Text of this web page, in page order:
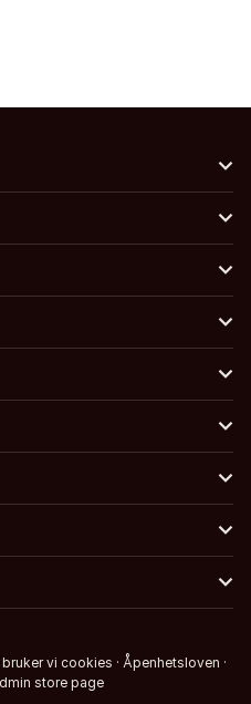
bruker vi cookies · Åpenhetsloven ·
store page